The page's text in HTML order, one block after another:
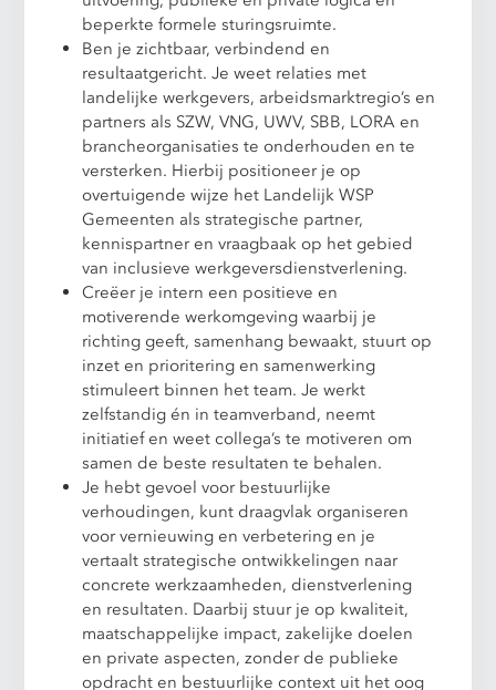
beperkte formele sturingsruimte.
Ben je zichtbaar, verbindend en
resultaatgericht. Je weet relaties met
landelijke werkgevers, arbeidsmarktregio’s en
partners als SZW, VNG, UWV, SBB, LORA en
brancheorganisaties te onderhouden en te
versterken. Hierbij positioneer je op
overtuigende wijze het Landelijk WSP
Gemeenten als strategische partner,
kennispartner en vraagbaak op het gebied
van inclusieve werkgeversdienstverlening.
Creëer je intern een positieve en
motiverende werkomgeving waarbij je
richting geeft, samenhang bewaakt, stuurt op
inzet en prioritering en samenwerking
stimuleert binnen het team. Je werkt
zelfstandig én in teamverband, neemt
initiatief en weet collega’s te motiveren om
samen de beste resultaten te behalen.
Je hebt gevoel voor bestuurlijke
verhoudingen, kunt draagvlak organiseren
voor vernieuwing en verbetering en je
vertaalt strategische ontwikkelingen naar
concrete werkzaamheden, dienstverlening
en resultaten. Daarbij stuur je op kwaliteit,
maatschappelijke impact, zakelijke doelen
en private aspecten, zonder de publieke
opdracht en bestuurlijke context uit het oog